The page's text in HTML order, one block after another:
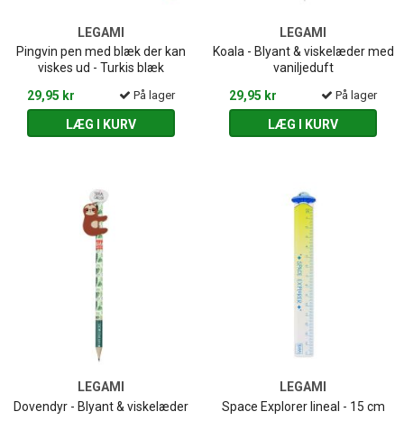
LEGAMI
Pingvin pen med blæk der kan
viskes ud - Turkis blæk
29,95 kr
På lager
LÆG I KURV
LEGAMI
Koala - Blyant & viskelæder med
vaniljeduft
29,95 kr
På lager
LÆG I KURV
LEGAMI
Dovendyr - Blyant & viskelæder
LEGAMI
Space Explorer lineal - 15 cm